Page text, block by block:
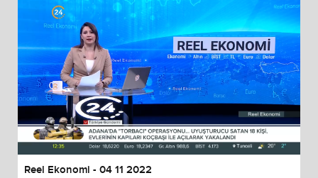
Reel Ekonomi - 04 11 2022